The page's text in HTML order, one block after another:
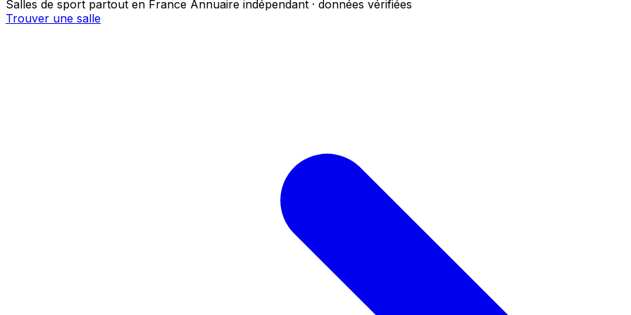
Salles de sport partout en France Annuaire indépendant · données vérifiées
Trouver une salle